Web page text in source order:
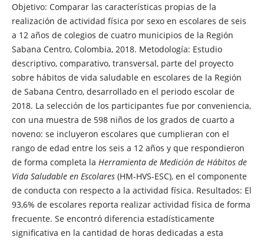
Objetivo: Comparar las características propias de la
realización de actividad física por sexo en escolares de seis
a 12 años de colegios de cuatro municipios de la Región
Sabana Centro, Colombia, 2018. Metodología: Estudio
descriptivo, comparativo, transversal, parte del proyecto
sobre hábitos de vida saludable en escolares de la Región
de Sabana Centro, desarrollado en el periodo escolar de
2018. La selección de los participantes fue por conveniencia,
con una muestra de 598 niños de los grados de cuarto a
noveno: se incluyeron escolares que cumplieran con el
rango de edad entre los seis a 12 años y que respondieron
de forma completa la Herramienta de Medición de Hábitos de
Vida Saludable en Escolares(HM-HVS-ESC), en el componente
de conducta con respecto a la actividad física. Resultados: El
93,6% de escolares reporta realizar actividad física de forma
frecuente. Se encontró diferencia estadísticamente
significativa en la cantidad de horas dedicadas a esta